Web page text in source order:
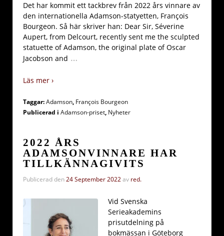
Det har kommit ett tackbrev från 2022 års vinnare av
den internationella Adamson-statyetten, François
Bourgeon. Så här skriver han: Dear Sir, Séverine
Aupert, from Delcourt, recently sent me the sculpted
statuette of Adamson, the original plate of Oscar
Jacobson and …
Läs mer ›
Taggar:Adamson, François Bourgeon
Publicerad i Adamson-priset, Nyheter
2022 ÅRS
ADAMSONVINNARE HAR
TILLKÄNNAGIVITS
Publicerad den24 September 2022av red.
Vid Svenska
Serieakademins
prisutdelning på
bokmässan i Göteborg